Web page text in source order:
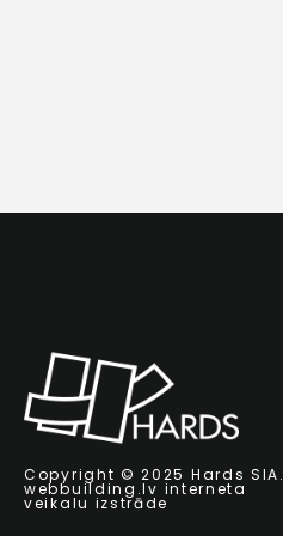
Copyright © 2025 Hards SIA.
webbuilding.lv interneta
veikalu izstrāde